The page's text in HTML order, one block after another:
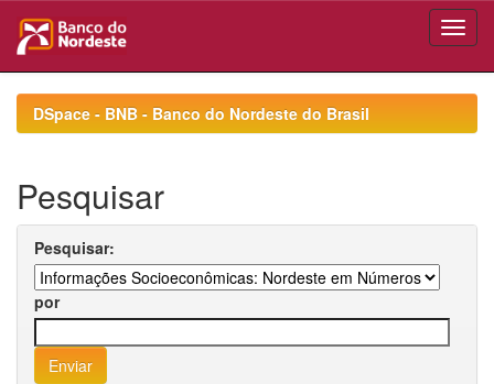
navigationDSpace - BNB - Banco do Nordeste do Brasil
Pesquisar
Pesquisar:
por